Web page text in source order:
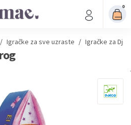
0
/ Igračke za sve uzraste / Igračke za